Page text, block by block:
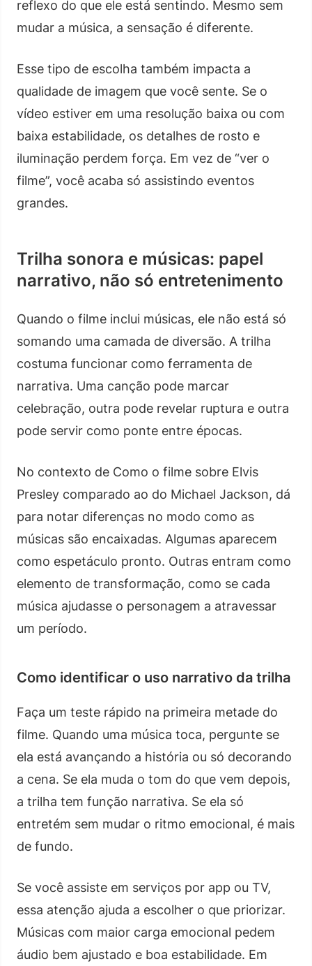
reflexo do que ele está sentindo. Mesmo sem
mudar a música, a sensação é diferente.
Esse tipo de escolha também impacta a
qualidade de imagem que você sente. Se o
vídeo estiver em uma resolução baixa ou com
baixa estabilidade, os detalhes de rosto e
iluminação perdem força. Em vez de “ver o
filme”, você acaba só assistindo eventos
grandes.
Trilha sonora e músicas: papel
narrativo, não só entretenimento
Quando o filme inclui músicas, ele não está só
somando uma camada de diversão. A trilha
costuma funcionar como ferramenta de
narrativa. Uma canção pode marcar
celebração, outra pode revelar ruptura e outra
pode servir como ponte entre épocas.
No contexto de Como o filme sobre Elvis
Presley comparado ao do Michael Jackson, dá
para notar diferenças no modo como as
músicas são encaixadas. Algumas aparecem
como espetáculo pronto. Outras entram como
elemento de transformação, como se cada
música ajudasse o personagem a atravessar
um período.
Como identificar o uso narrativo da trilha
Faça um teste rápido na primeira metade do
filme. Quando uma música toca, pergunte se
ela está avançando a história ou só decorando
a cena. Se ela muda o tom do que vem depois,
a trilha tem função narrativa. Se ela só
entretém sem mudar o ritmo emocional, é mais
de fundo.
Se você assiste em serviços por app ou TV,
essa atenção ajuda a escolher o que priorizar.
Músicas com maior carga emocional pedem
áudio bem ajustado e boa estabilidade. Em